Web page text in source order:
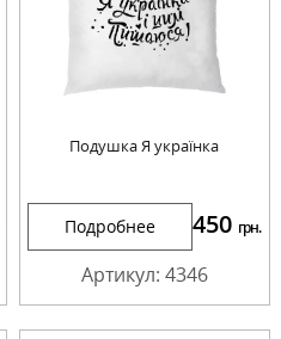
Подушка Я українка
Подробнее 450 грн.
Артикул: 4346